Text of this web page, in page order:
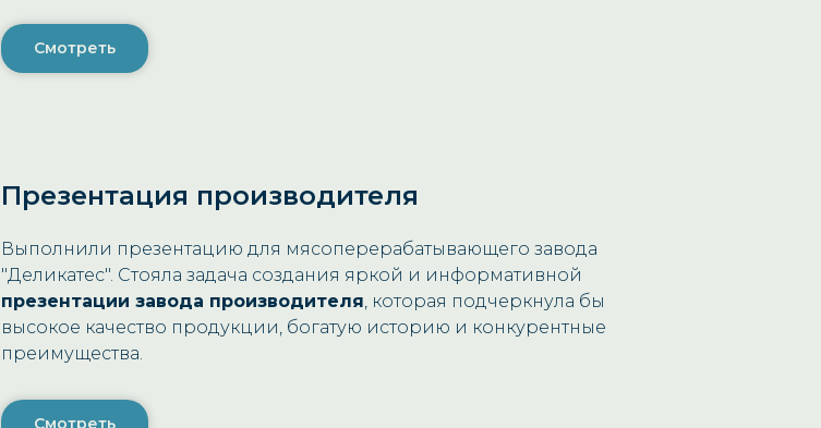
Смотреть
Презентация производителя
Выполнили презентацию для мясоперерабатывающего завода
"Деликатес". Стояла задача создания яркой и информативной
презентации завода производителя, которая подчеркнула бы
высокое качество продукции, богатую историю и конкурентные
преимущества.
Смотреть